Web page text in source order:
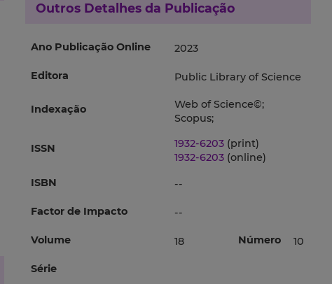
Outros Detalhes da Publicação
Ano Publicação Online 2023
Editora Public Library of Science
Indexação
Web of Science©;
Scopus;
ISSN 1932-6203 (print)
1932-6203 (online)
ISBN
--
Factor de Impacto --
Volume 18 Número 10
Série